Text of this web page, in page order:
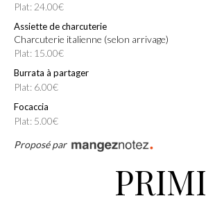
Plat: 24.00€
Assiette de charcuterie
Charcuterie italienne (selon arrivage)
Plat: 15.00€
Burrata à partager
Plat: 6.00€
Focaccia
Plat: 5.00€
Proposé par
PRIMI